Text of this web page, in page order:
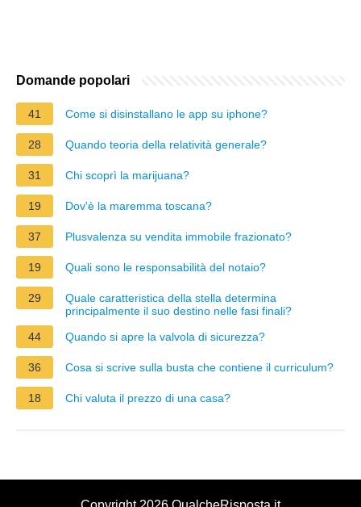
Domande popolari
41 Come si disinstallano le app su iphone?
28 Quando teoria della relatività generale?
31 Chi scoprì la marijuana?
19 Dov'è la maremma toscana?
37 Plusvalenza su vendita immobile frazionato?
19 Quali sono le responsabilità del notaio?
29
Quale caratteristica della stella determina
principalmente il suo destino nelle fasi finali?
44
Quando si apre la valvola di sicurezza?
36 Cosa si scrive sulla busta che contiene il curriculum?
18 Chi valuta il prezzo di una casa?